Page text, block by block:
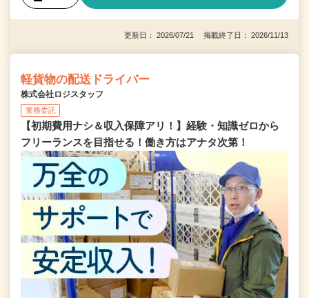
更新日： 2026/07/21 掲載終了日： 2026/11/13
軽貨物の配送ドライバー
株式会社ロジスタッフ
業務委託
【初期費用ナシ＆収入保障アリ！】経験・知識ゼロから
フリーランスを目指せる！働き方はアナタ次第！